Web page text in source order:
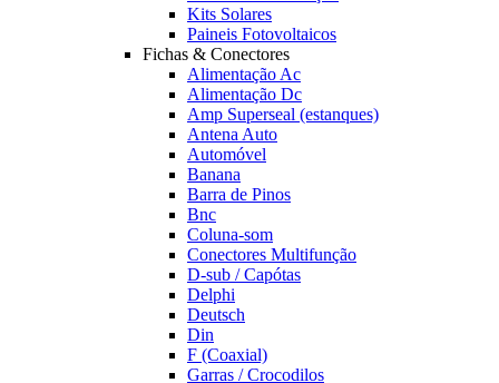
Kits Solares
Paineis Fotovoltaicos
Fichas & Conectores
Alimentação Ac
Alimentação Dc
Amp Superseal (estanques)
Antena Auto
Automóvel
Banana
Barra de Pinos
Bnc
Coluna-som
Conectores Multifunção
D-sub / Capótas
Delphi
Deutsch
Din
F (Coaxial)
Garras / Crocodilos